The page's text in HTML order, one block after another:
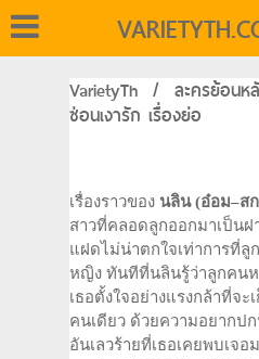
VarietyTh / ละครย้อนห
ซ่อนเงารัก เรื่องย่อ
เรื่องราวของ นลิน(อ๋อม–ส
สาวที่คลอดลูกออกมาเป็น
แฝดไม่น่าตกใจเท่าการที่ลู
หญิง ทันทีที่นลินรู้ว่าลูกคนห
เธอตั้งใจอย่างแรงกล้าที่จ
คนเดียว ด้วยความอยากป
อันเลวร้ายที่เธอเคยพบเจอ